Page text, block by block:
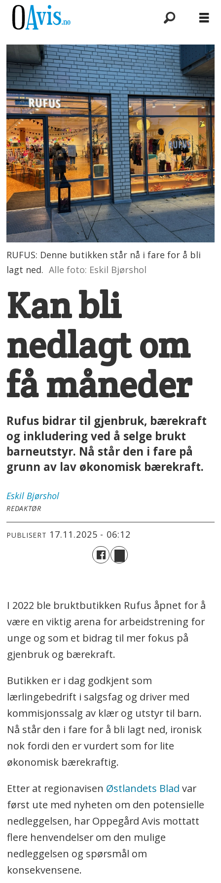
RUFUS: Denne butikken står nå i fare for å bli
lagt ned. Alle foto: Eskil Bjørshol
Kan bli
nedlagt om
få måneder
Rufus bidrar til gjenbruk, bærekraft
og inkludering ved å selge brukt
barneutstyr. Nå står den i fare på
grunn av lav økonomisk bærekraft.
Eskil Bjørshol
REDAKTØR
PUBLISERT 17.11.2025 - 06:12
I 2022 ble bruktbutikken Rufus åpnet for å
være en viktig arena for arbeidstrening for
unge og som et bidrag til mer fokus på
gjenbruk og bærekraft.
Butikken er i dag godkjent som
lærlingebedrift i salgsfag og driver med
kommisjonssalg av klær og utstyr til barn.
Nå står den i fare for å bli lagt ned, ironisk
nok fordi den er vurdert som for lite
økonomisk bærekraftig.
Etter at regionavisen Østlandets Blad var
først ute med nyheten om den potensielle
nedleggelsen, har Oppegård Avis mottatt
flere henvendelser om den mulige
nedleggelsen og spørsmål om
konsekvensene.